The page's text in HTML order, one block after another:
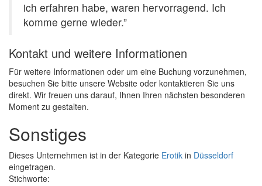
ich erfahren habe, waren hervorragend. Ich
komme gerne wieder.”
Kontakt und weitere Informationen
Für weitere Informationen oder um eine Buchung vorzunehmen,
besuchen Sie bitte unsere Website oder kontaktieren Sie uns
direkt. Wir freuen uns darauf, Ihnen Ihren nächsten besonderen
Moment zu gestalten.
Sonstiges
Dieses Unternehmen ist in der Kategorie Erotik in Düsseldorf
eingetragen.
Stichworte: